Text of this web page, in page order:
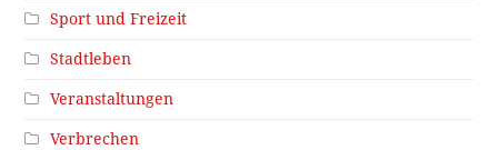
Sport und Freizeit
Stadtleben
Veranstaltungen
Verbrechen